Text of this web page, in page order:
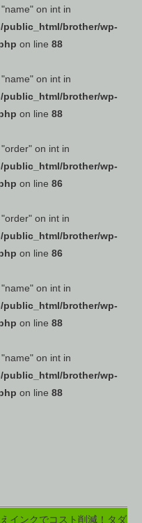
on int in
brother/wp-
on line 88
on int in
brother/wp-
on line 88
on int in
brother/wp-
on line 86
on int in
brother/wp-
on line 86
on int in
brother/wp-
on line 88
on int in
brother/wp-
on line 88
インクでコスト削減！タダ